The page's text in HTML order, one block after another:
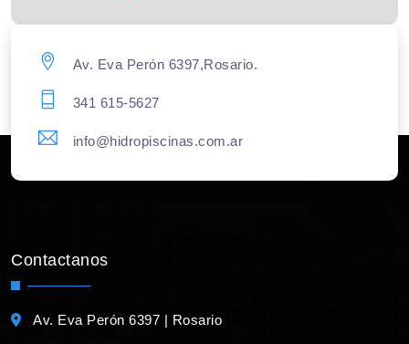
Av. Eva Perón 6397,Rosario.
341 615-5627
info@hidropiscinas.com.ar
Contactanos
Av. Eva Perón 6397 | Rosario